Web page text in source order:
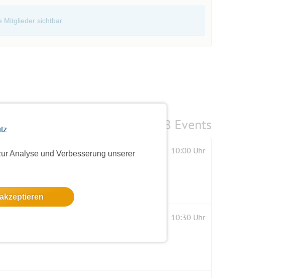
Analyse und Verbesserung unserer
Mitglieder sichtbar.
8 Events
10:00 Uhr
10:30 Uhr